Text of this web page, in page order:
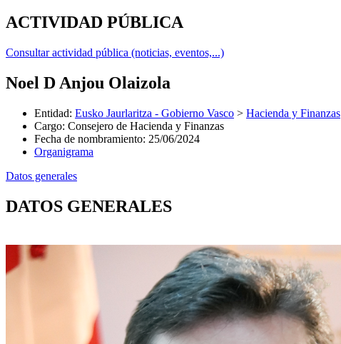
ACTIVIDAD PÚBLICA
Consultar actividad pública (noticias, eventos,...)
Noel D Anjou Olaizola
Entidad: Eusko Jaurlaritza - Gobierno Vasco > Hacienda y Finanzas
Cargo: Consejero de Hacienda y Finanzas
Fecha de nombramiento: 25/06/2024
Organigrama
Datos generales
DATOS GENERALES